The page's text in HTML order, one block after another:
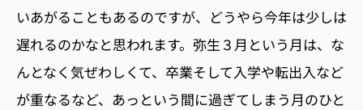
いあがることもあるのですが、どうやら今年は少しは
遅れるのかなと思われます。弥生３月という月は、な
んとなく気ぜわしくて、卒業そして入学や転出入など
が重なるなど、あっという間に過ぎてしまう月のひと